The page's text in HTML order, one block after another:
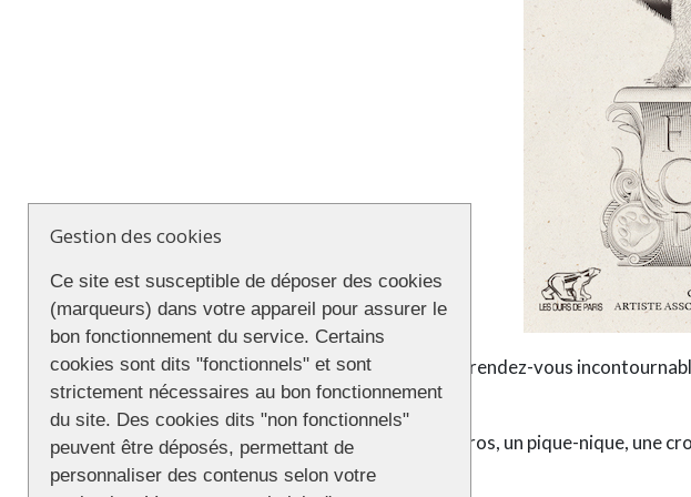
La Fierté Ours de Paris est depuis 2008 le rendez-vous
l’Ascension, du 17 au 21 mai, à Paris.
Des apéros, des repas conviviaux, des apéros, un pique-nique, une
cours de ce long week-end.
Gestion des cookies
Ce site est susceptible de déposer des cookies
(marqueurs) dans votre appareil pour assurer le
bon fonctionnement du service. Certains
cookies sont dits "fonctionnels" et sont
strictement nécessaires au bon fonctionnement
du site. Des cookies dits "non fonctionnels"
peuvent être déposés, permettant de
personnaliser des contenus selon votre